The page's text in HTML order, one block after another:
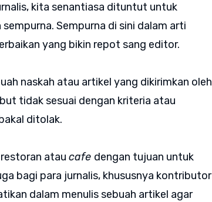
kita senantiasa dituntut untuk
Sempurna di sini dalam arti
yang bikin repot sang editor.
naskah atau artikel yang dikirimkan oleh
tidak sesuai dengan kriteria atau
ditolak.
atau cafe dengan tujuan untuk
bagi para jurnalis, khususnya kontributor
dalam menulis sebuah artikel agar